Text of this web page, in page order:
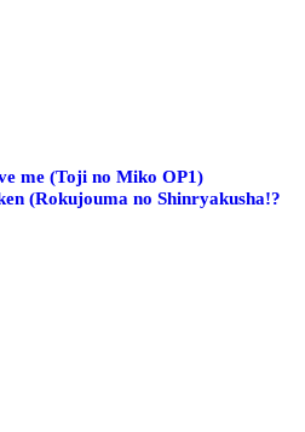
me (Toji no Miko OP1)
(Rokujouma no Shinryakusha!?